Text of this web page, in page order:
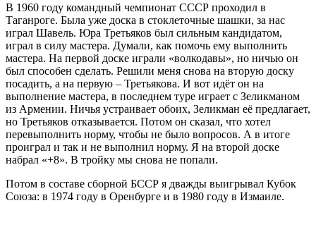
В 1960 году командный чемпионат СССР проходил в
Таганроге. Была уже доска в стоклеточные шашки, за нас
играл Шавель. Юра Третьяков был сильным кандидатом,
играл в силу мастера. Думали, как помочь ему выполнить
мастера. На первой доске играли «волкодавы», но ничью он
был способен сделать. Решили меня снова на вторую доску
посадить, а на первую – Третьякова. И вот идёт он на
выполнение мастера, в последнем туре играет с Зеликманом
из Армении. Ничья устраивает обоих, Зеликман её предлагает,
но Третьяков отказывается. Потом он сказал, что хотел
перевыполнить норму, чтобы не было вопросов. А в итоге
проиграл и так и не выполнил норму. Я на второй доске
набрал «+8». В тройку мы снова не попали.
Потом в составе сборной БССР я дважды выигрывал Кубок
Союза: в 1974 году в Оренбурге и в 1980 году в Измаиле.